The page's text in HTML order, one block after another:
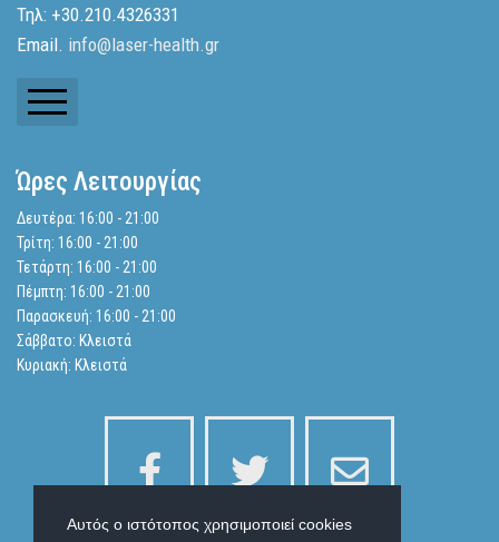
Τηλ: +30.210.4326331
Email. info@laser-health.gr
Ισολογισμοί
Αναζήτηση
Πολιτική Απορρήτου
Ώρες Λειτουργίας
Δευτέρα: 16:00 - 21:00
Τρίτη: 16:00 - 21:00
Τετάρτη: 16:00 - 21:00
Πέμπτη: 16:00 - 21:00
Παρασκευή: 16:00 - 21:00
Σάββατο: Κλειστά
Κυριακή: Κλειστά
Αυτός ο ιστότοπος χρησιμοποιεί cookies